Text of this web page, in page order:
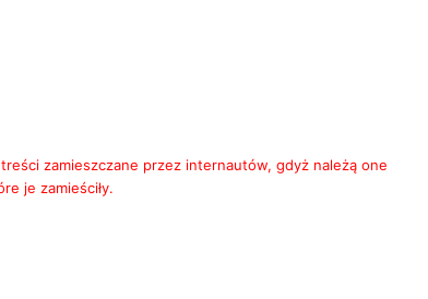
zamieszczane przez internautów, gdyż należą one
je zamieściły.